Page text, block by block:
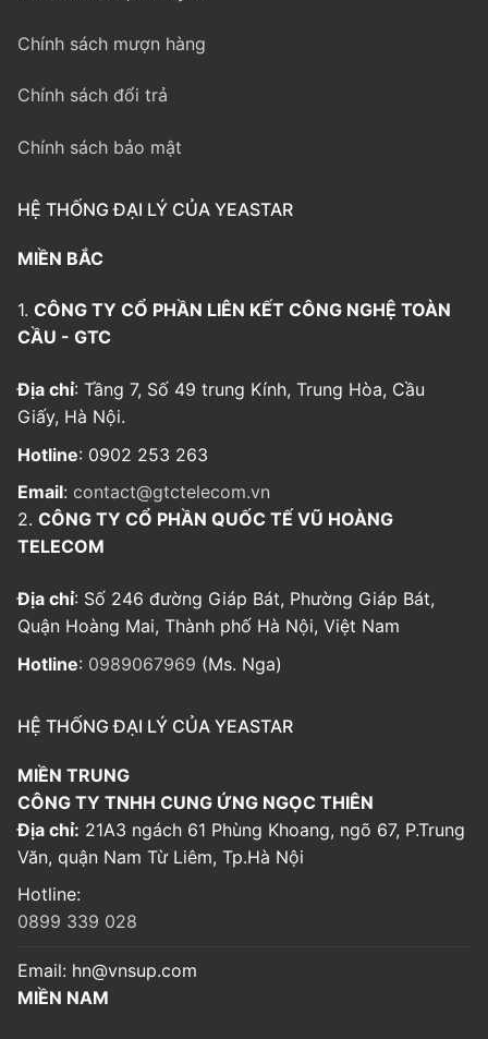
Chính sách mượn hàng
Chính sách đổi trả
Chính sách bảo mật
HỆ THỐNG ĐẠI LÝ CỦA YEASTAR
MIỀN BẮC
1. CÔNG TY CỔ PHẦN LIÊN KẾT CÔNG NGHỆ TOÀN
CẦU - GTC
Địa chỉ: Tầng 7, Số 49 trung Kính, Trung Hòa, Cầu
Giấy, Hà Nội.
Hotline: 0902 253 263
Email: contact@gtctelecom.vn
2. CÔNG TY CỔ PHẦN QUỐC TẾ VŨ HOÀNG
TELECOM
Địa chỉ: Số 246 đường Giáp Bát, Phường Giáp Bát,
Quận Hoàng Mai, Thành phố Hà Nội, Việt Nam
Hotline: 0989067969 (Ms. Nga)
HỆ THỐNG ĐẠI LÝ CỦA YEASTAR
MIỀN TRUNG
CÔNG TY TNHH CUNG ỨNG NGỌC THIÊN
Địa chỉ: 21A3 ngách 61 Phùng Khoang, ngõ 67, P.Trung
Văn, quận Nam Từ Liêm, Tp.Hà Nội
Hotline:
0899 339 028
Email: hn@vnsup.com
MIỀN NAM